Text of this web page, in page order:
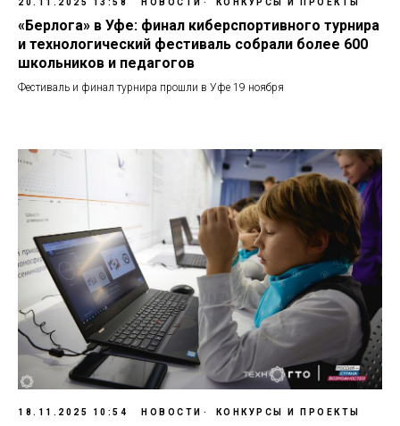
20.11.2025 13:58 НОВОСТИ КОНКУРСЫ И ПРОЕКТЫ
«Берлога» в Уфе: финал киберспортивного турнира
и технологический фестиваль собрали более 600
школьников и педагогов
Фестиваль и финал турнира прошли в Уфе 19 ноября
18.11.2025 10:54 НОВОСТИ КОНКУРСЫ И ПРОЕКТЫ